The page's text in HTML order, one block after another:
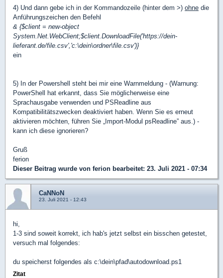
4) Und dann gebe ich in der Kommandozeile (hinter dem >) ohne die
Anführungszeichen den Befehl
& {$client = new-object
System.Net.WebClient;$client.DownloadFile('https://dein-
lieferant.de/file.csv','c:\dein\ordner\file.csv')}
ein
5) In der Powershell steht bei mir eine Warnmeldung - (Warnung:
PowerShell hat erkannt, dass Sie möglicherweise eine
Sprachausgabe verwenden und PSReadline aus
Kompatibilitätszwecken deaktiviert haben. Wenn Sie es erneut
aktivieren möchten, führen Sie „Import-Modul psReadline” aus.) -
kann ich diese ignorieren?
Gruß
ferion
Dieser Beitrag wurde von ferion bearbeitet: 23. Juli 2021 - 07:34
CaNNoN
23. Juli 2021 - 12:43
hi,
1-3 sind soweit korrekt, ich hab's jetzt selbst ein bisschen getestet,
versuch mal folgendes:
du speicherst folgendes als c:\dein\pfad\autodownload.ps1
Zitat